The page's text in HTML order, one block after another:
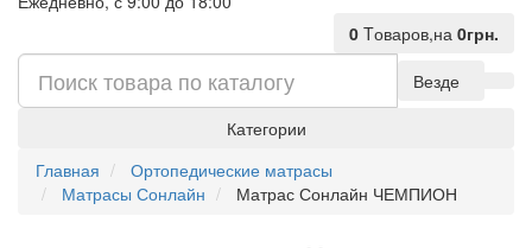
0 Tоваров,на 0грн.
Везде
Категории
Главная
Ортопедические матрасы
Матрасы Сонлайн
Матрас Сонлайн ЧЕМПИОН